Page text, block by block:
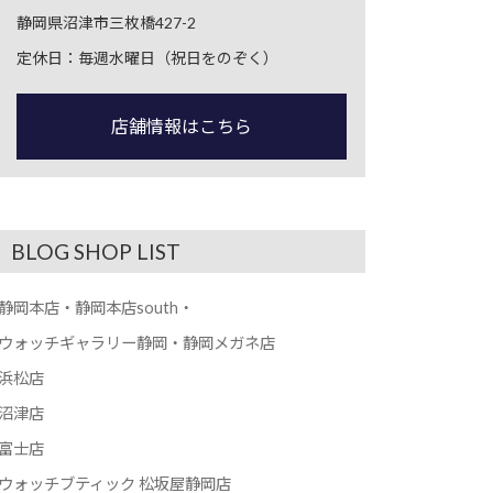
静岡県沼津市三枚橋427-2
定休日：毎週水曜日（祝日をのぞく）
店舗情報はこちら
BLOG SHOP LIST
岡本店・静岡本店south・
ォッチギャラリー静岡・静岡メガネ店
松店
津店
士店
ォッチブティック 松坂屋静岡店